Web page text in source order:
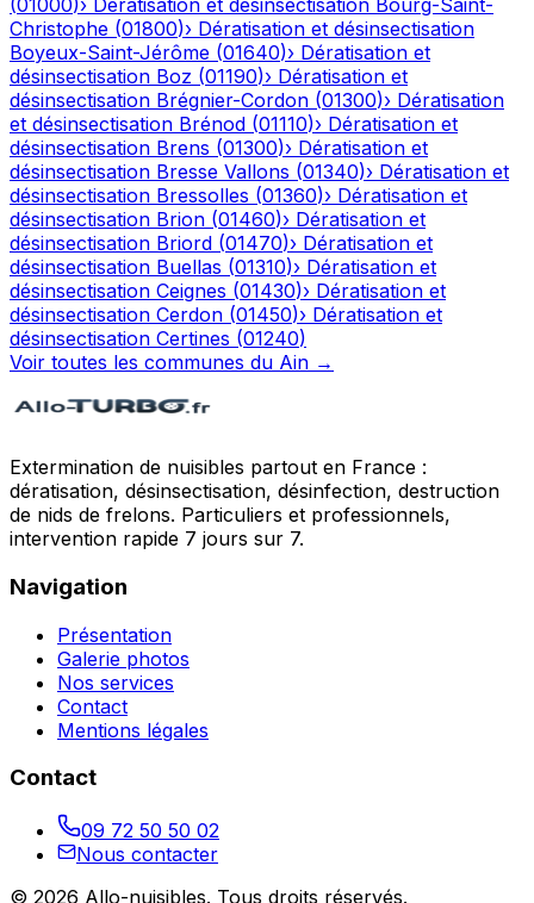
(01000)› Dératisation et désinsectisation Bourg-Saint-
Christophe (01800)› Dératisation et désinsectisation
Boyeux-Saint-Jérôme (01640)› Dératisation et
désinsectisation Boz (01190)› Dératisation et
désinsectisation Brégnier-Cordon (01300)› Dératisation
et désinsectisation Brénod (01110)› Dératisation et
désinsectisation Brens (01300)› Dératisation et
désinsectisation Bresse Vallons (01340)› Dératisation et
désinsectisation Bressolles (01360)› Dératisation et
désinsectisation Brion (01460)› Dératisation et
désinsectisation Briord (01470)› Dératisation et
désinsectisation Buellas (01310)› Dératisation et
désinsectisation Ceignes (01430)› Dératisation et
désinsectisation Cerdon (01450)› Dératisation et
désinsectisation Certines (01240)
Voir toutes les communes du Ain →
Extermination de nuisibles partout en France :
dératisation, désinsectisation, désinfection, destruction
de nids de frelons. Particuliers et professionnels,
intervention rapide 7 jours sur 7.
Navigation
Présentation
Galerie photos
Nos services
Contact
Mentions légales
Contact
09 72 50 50 02
Nous contacter
© 2026 Allo-nuisibles. Tous droits réservés.